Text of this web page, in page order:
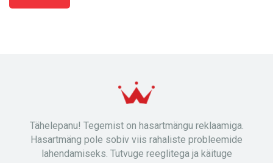
Tähelepanu! Tegemist on hasartmängu reklaamiga.
Hasartmäng pole sobiv viis rahaliste probleemide
lahendamiseks. Tutvuge reeglitega ja käituge